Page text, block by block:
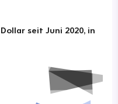
seit Juni 2020, in